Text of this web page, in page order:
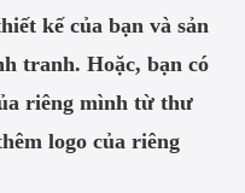
kế của bạn và sản
tranh. Hoặc, bạn có
riêng mình từ thư
logo của riêng